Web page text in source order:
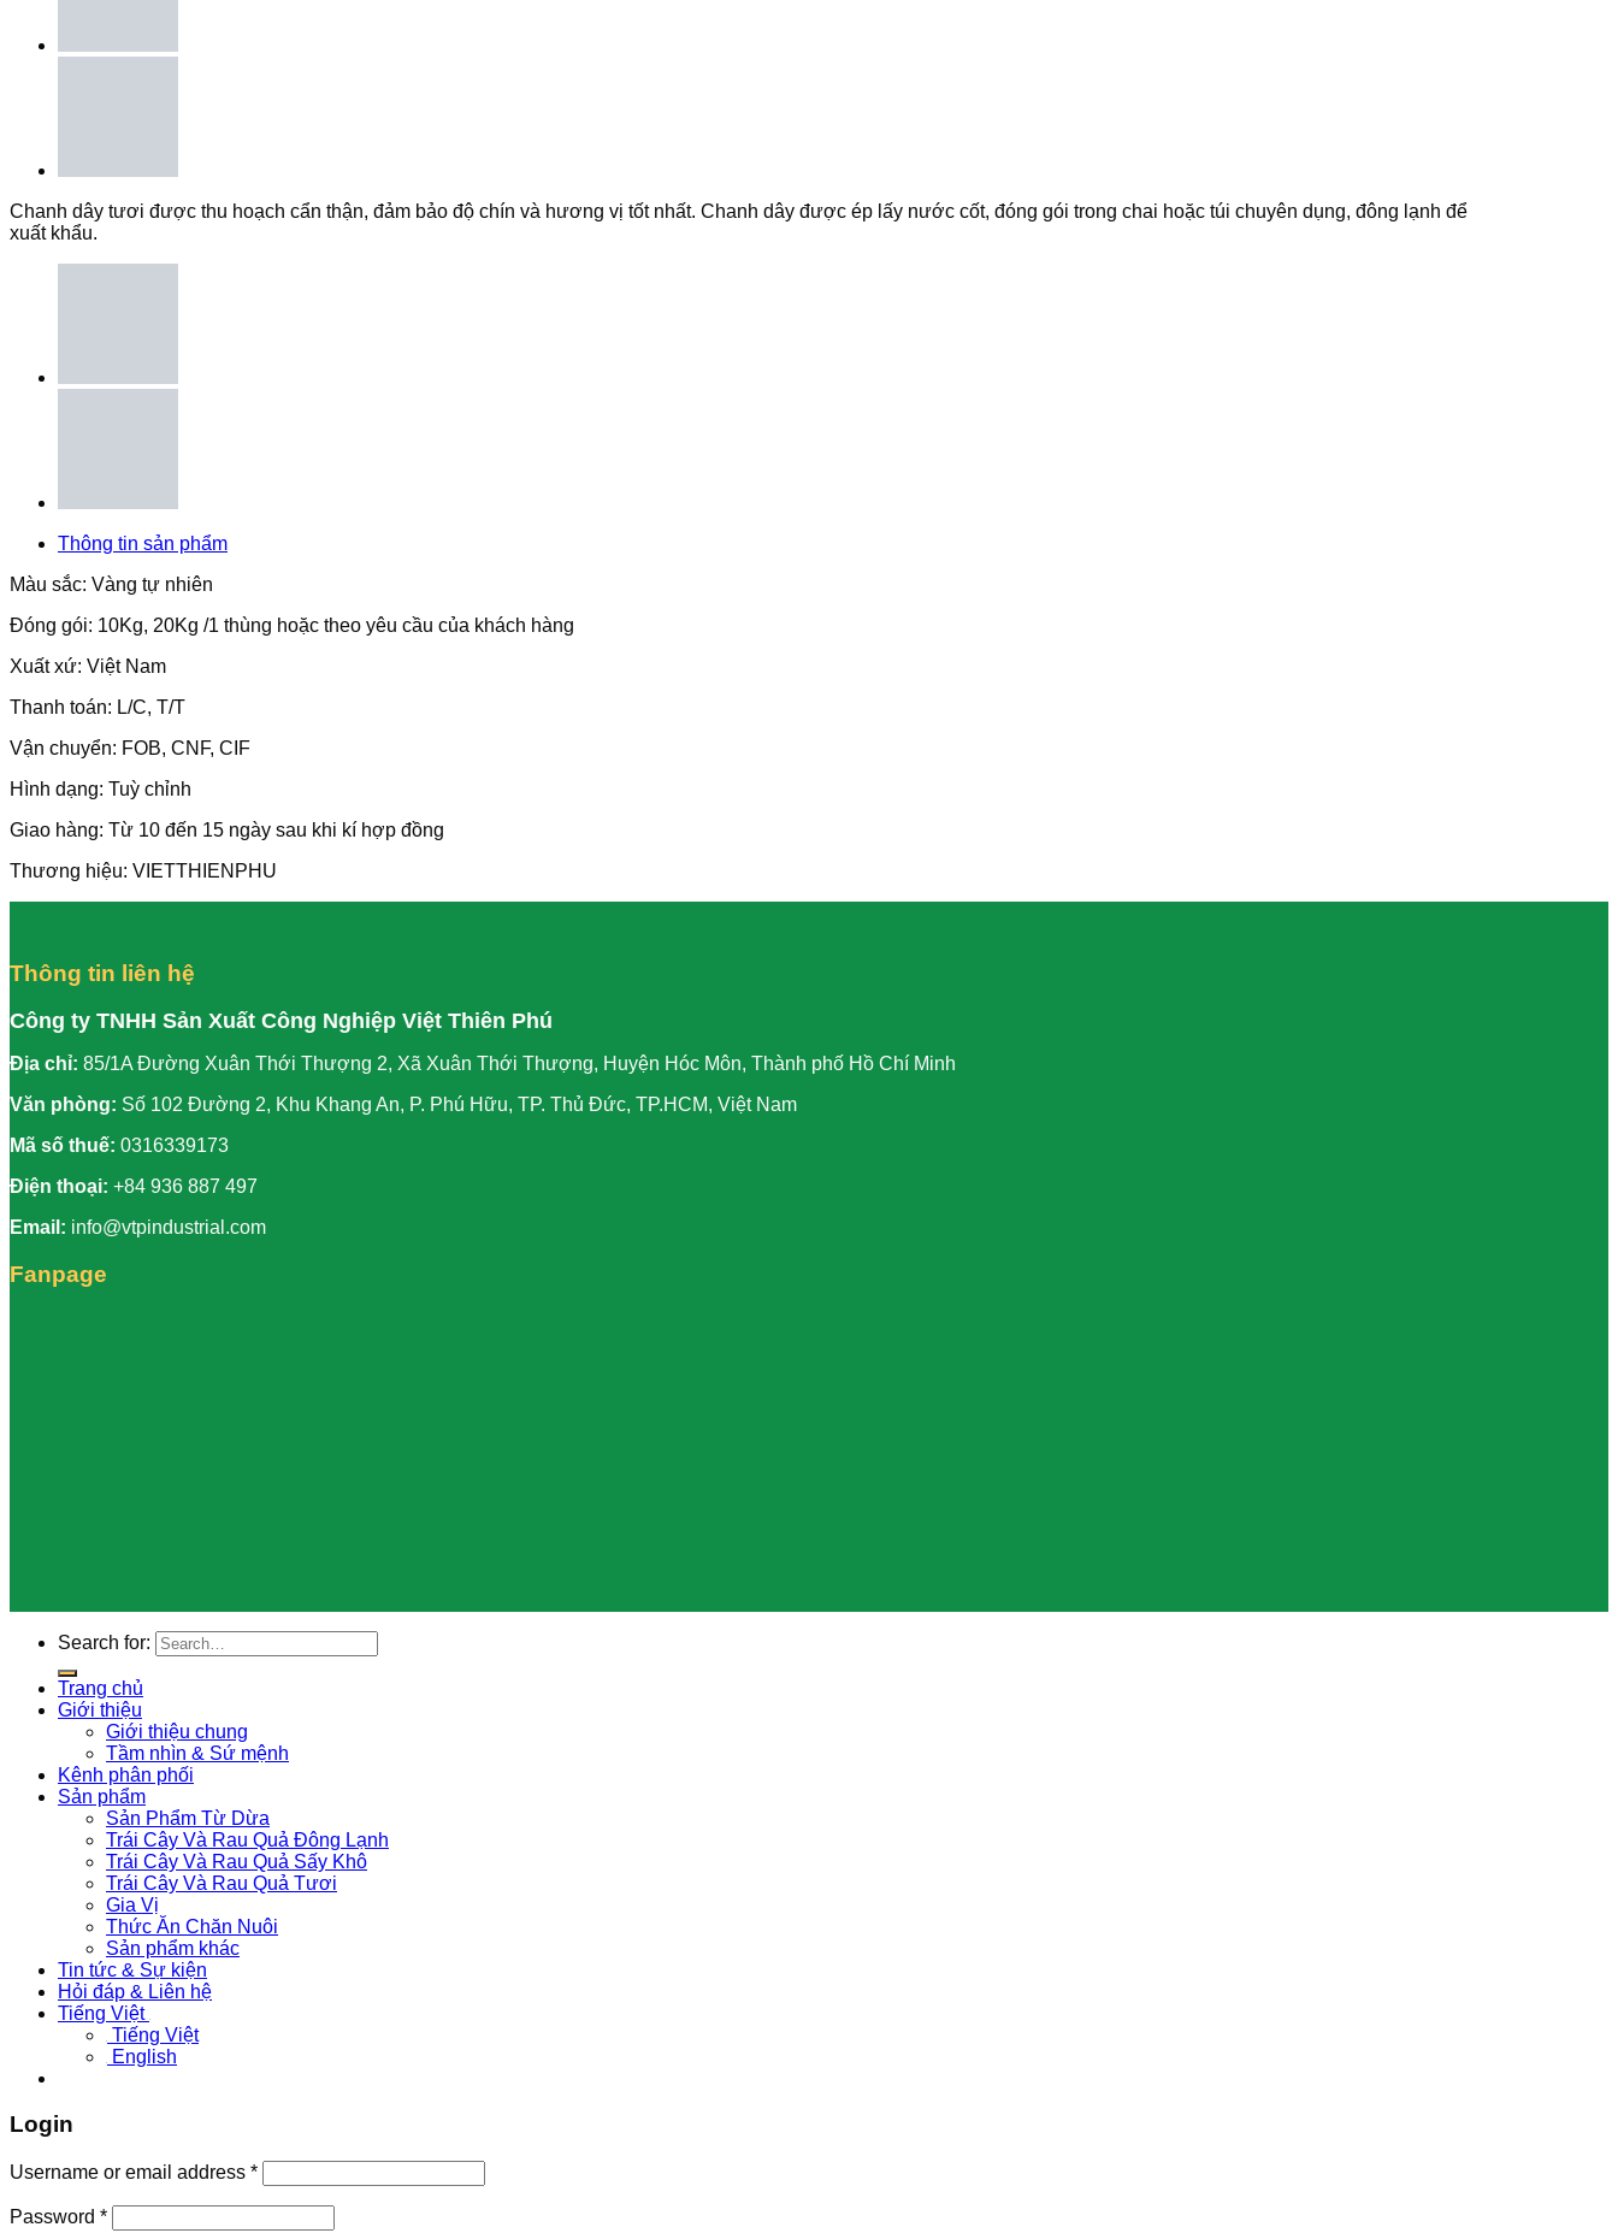
Chanh dây tươi được thu hoạch cẩn thận, đảm bảo độ chín và hương vị tốt nhất. Chanh dây được ép lấy nước cốt, đóng gói trong chai hoặc túi chuyên dụng, đông lạnh để
xuất khẩu.
Thông tin sản phẩm
Màu sắc: Vàng tự nhiên
Đóng gói: 10Kg, 20Kg /1 thùng hoặc theo yêu cầu của khách hàng
Xuất xứ: Việt Nam
Thanh toán: L/C, T/T
Vận chuyển: FOB, CNF, CIF
Hình dạng: Tuỳ chỉnh
Giao hàng: Từ 10 đến 15 ngày sau khi kí hợp đồng
Thương hiệu: VIETTHIENPHU
Thông tin liên hệ
Công ty TNHH Sản Xuất Công Nghiệp Việt Thiên Phú
Địa chỉ: 85/1A Đường Xuân Thới Thượng 2, Xã Xuân Thới Thượng, Huyện Hóc Môn, Thành phố Hồ Chí Minh
Văn phòng: Số 102 Đường 2, Khu Khang An, P. Phú Hữu, TP. Thủ Đức, TP.HCM, Việt Nam
Mã số thuế: 0316339173
Điện thoại: +84 936 887 497
Email: info@vtpindustrial.com
Fanpage
Search for:
Trang chủ
Giới thiệu
Giới thiệu chung
Tầm nhìn & Sứ mệnh
Kênh phân phối
Sản phẩm
Sản Phẩm Từ Dừa
Trái Cây Và Rau Quả Đông Lạnh
Trái Cây Và Rau Quả Sấy Khô
Trái Cây Và Rau Quả Tươi
Gia Vị
Thức Ăn Chăn Nuôi
Sản phẩm khác
Tin tức & Sự kiện
Hỏi đáp & Liên hệ
Tiếng Việt
Tiếng Việt
English
Login
Username or email address *
Password *